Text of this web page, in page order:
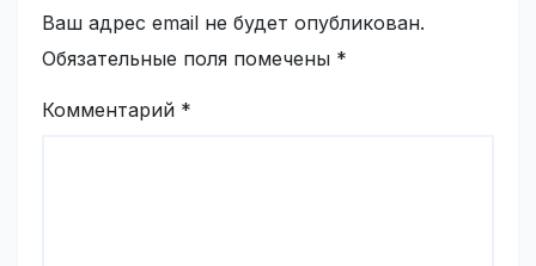
Ваш адрес email не будет опубликован.
Обязательные поля помечены *
Комментарий *